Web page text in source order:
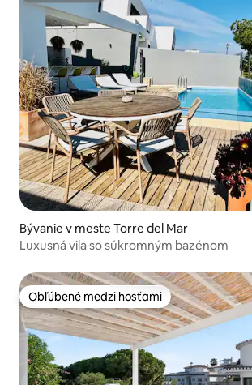
Bývanie v meste Torre del Mar
Luxusná vila so súkromným bazénom
Obľúbené medzi hosťami
Obľúbené medzi hosťami